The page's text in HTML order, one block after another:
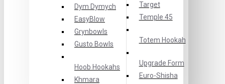
Dym Dymych
EasyBlow
Grynbowls
Gusto Bowls
Hoob Hookahs
Khmara
Target
Temple 45
Totem Hookah
Upgrade Form
Еuro-Shisha